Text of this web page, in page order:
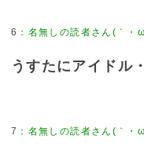
6 ： 名無しの読者さん(｀・
うすたにアイドル
7 ： 名無しの読者さん(｀・